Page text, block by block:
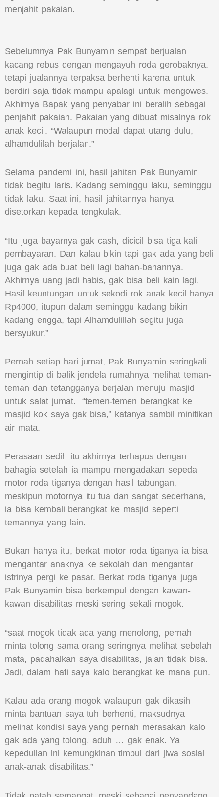
menjahit pakaian.
Sebelumnya Pak Bunyamin sempat berjualan
kacang rebus dengan mengayuh roda gerobaknya,
tetapi jualannya terpaksa berhenti karena untuk
berdiri saja tidak mampu apalagi untuk mengowes.
Akhirnya Bapak yang penyabar ini beralih sebagai
penjahit pakaian. Pakaian yang dibuat misalnya rok
anak kecil. “Walaupun modal dapat utang dulu,
alhamdulilah berjalan.”
Selama pandemi ini, hasil jahitan Pak Bunyamin
tidak begitu laris. Kadang seminggu laku, seminggu
tidak laku. Saat ini, hasil jahitannya hanya
disetorkan kepada tengkulak.
“Itu juga bayarnya gak cash, dicicil bisa tiga kali
pembayaran. Dan kalau bikin tapi gak ada yang beli
juga gak ada buat beli lagi bahan-bahannya.
Akhirnya uang jadi habis, gak bisa beli kain lagi.
Hasil keuntungan untuk sekodi rok anak kecil hanya
Rp4000, itupun dalam seminggu kadang bikin
kadang engga, tapi Alhamdulillah segitu juga
bersyukur.”
Pernah setiap hari jumat, Pak Bunyamin seringkali
mengintip di balik jendela rumahnya melihat teman-
teman dan tetangganya berjalan menuju masjid
untuk salat jumat. “temen-temen berangkat ke
masjid kok saya gak bisa,” katanya sambil minitikan
air mata.
Perasaan sedih itu akhirnya terhapus dengan
bahagia setelah ia mampu mengadakan sepeda
motor roda tiganya dengan hasil tabungan,
meskipun motornya itu tua dan sangat sederhana,
ia bisa kembali berangkat ke masjid seperti
temannya yang lain.
Bukan hanya itu, berkat motor roda tiganya ia bisa
mengantar anaknya ke sekolah dan mengantar
istrinya pergi ke pasar. Berkat roda tiganya juga
Pak Bunyamin bisa berkempul dengan kawan-
kawan disabilitas meski sering sekali mogok.
“saat mogok tidak ada yang menolong, pernah
minta tolong sama orang seringnya melihat sebelah
mata, padahalkan saya disabilitas, jalan tidak bisa.
Jadi, dalam hati saya kalo berangkat ke mana pun.
Kalau ada orang mogok walaupun gak dikasih
minta bantuan saya tuh berhenti, maksudnya
melihat kondisi saya yang pernah merasakan kalo
gak ada yang tolong, aduh … gak enak. Ya
kepedulian ini kemungkinan timbul dari jiwa sosial
anak-anak disabilitas.”